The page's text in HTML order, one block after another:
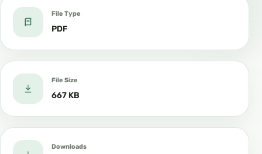
File Type
PDF
File Size
667 KB
Downloads